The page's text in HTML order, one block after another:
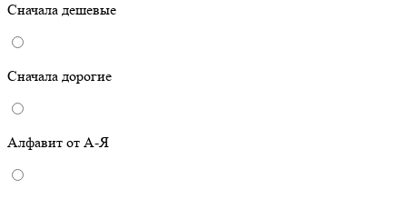
Сначала дешевые
Сначала дорогие
Алфавит от А-Я